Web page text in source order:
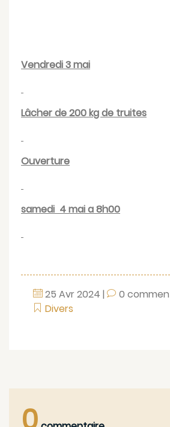
Vendredi 3 mai
Lâcher de 200 kg de truites
Ouverture
samedi 4 mai a 8h00
25 Avr 2024 | 0
Divers